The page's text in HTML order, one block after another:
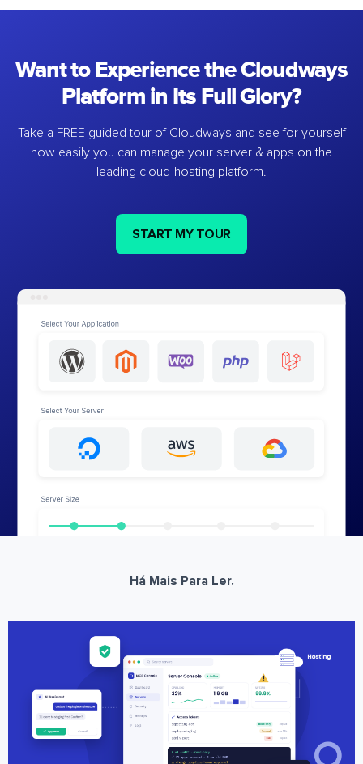
Want to Experience the Cloudways
Platform in Its Full Glory?
Take a FREE guided tour of Cloudways and see for yourself
how easily you can manage your server & apps on the
leading cloud-hosting platform.
START MY TOUR
Há Mais Para Ler.